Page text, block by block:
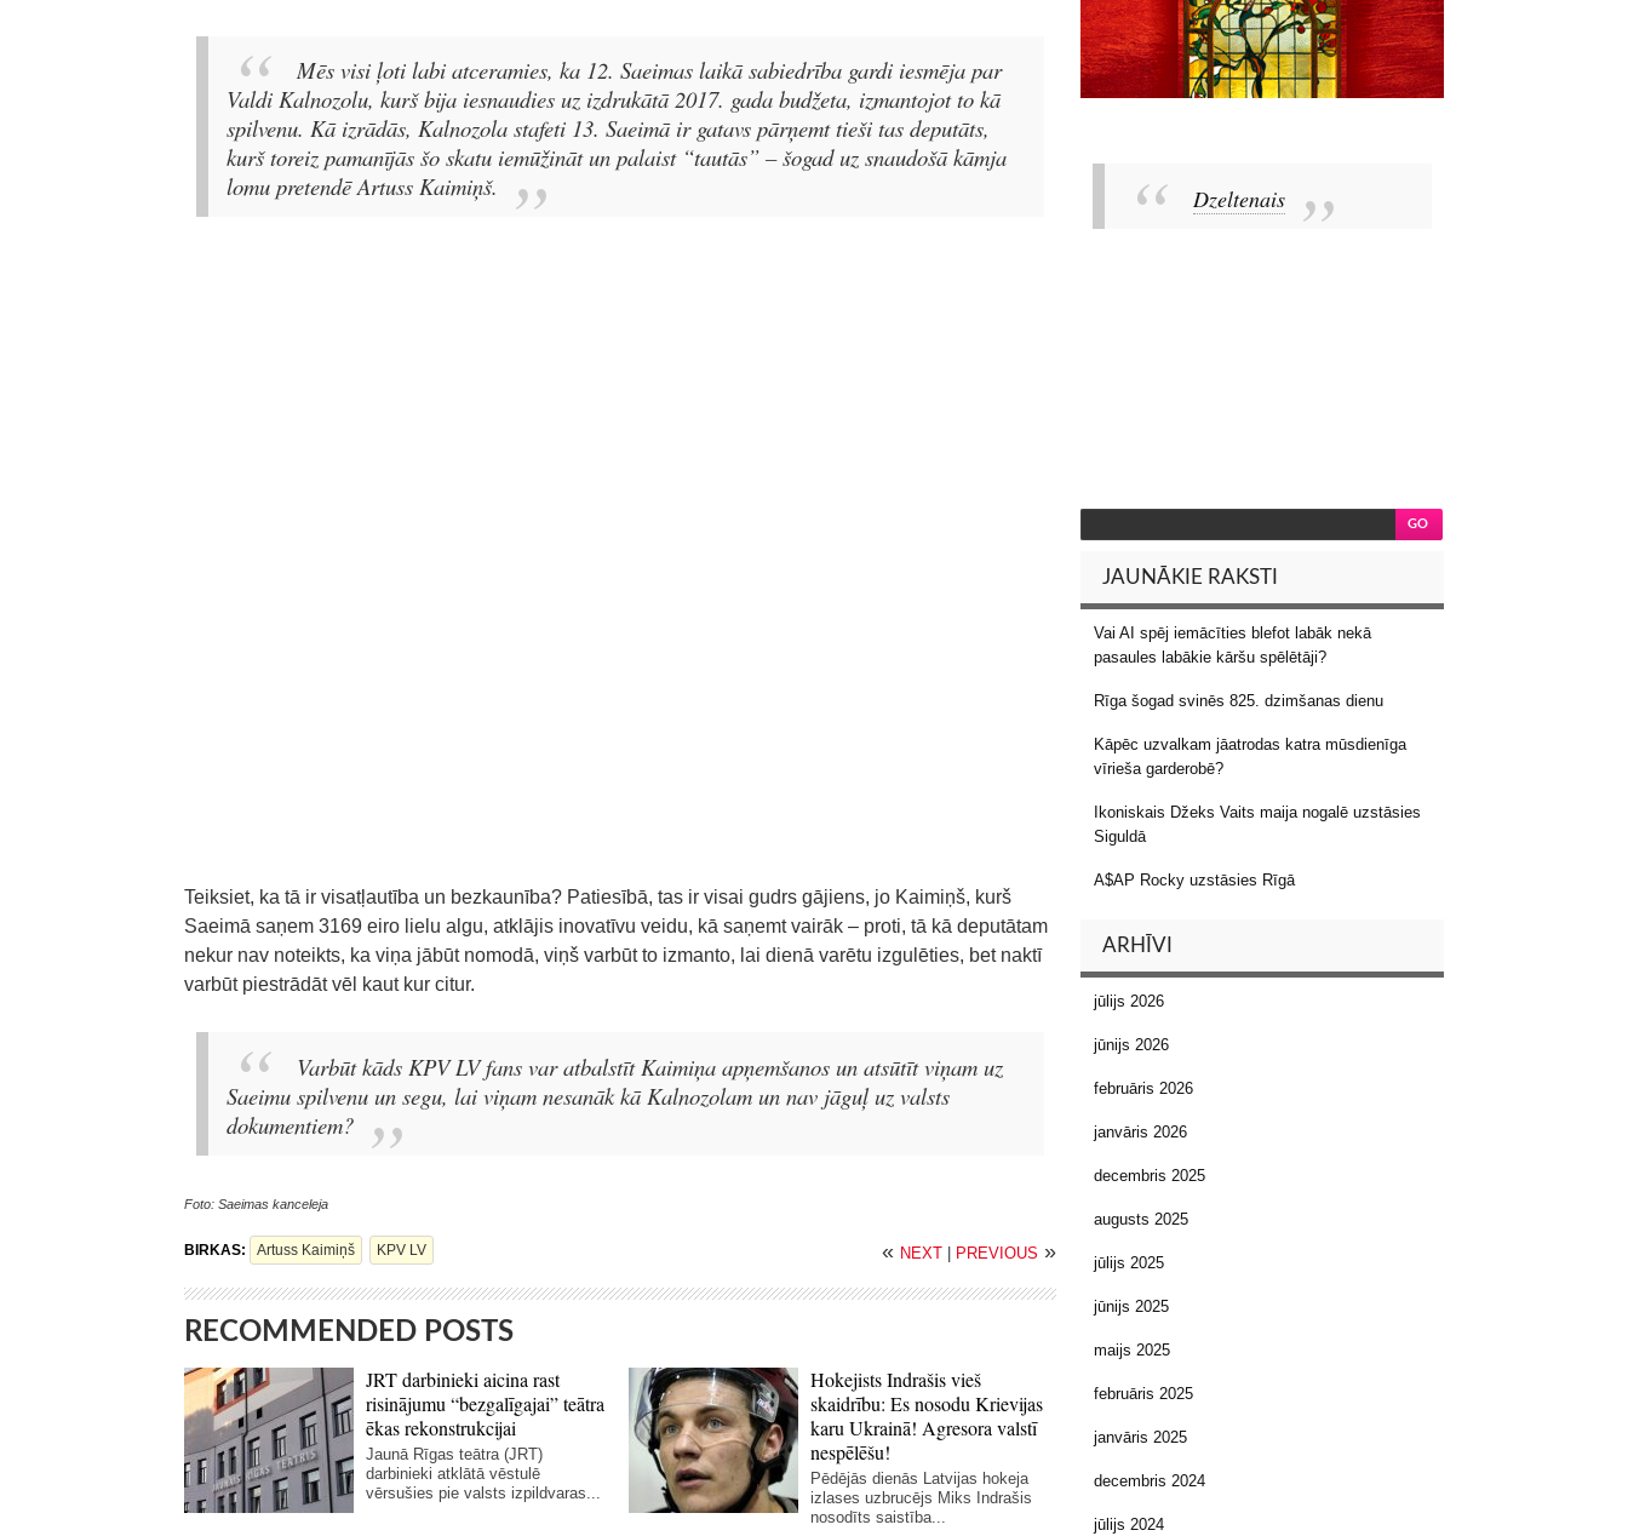
Mēs visi ļoti labi atceramies, ka 12. Saeimas laikā sabiedrība gardi iesmēja par
Valdi Kalnozolu, kurš bija iesnaudies uz izdrukātā 2017. gada budžeta, izmantojot to kā
spilvenu. Kā izrādās, Kalnozola stafeti 13. Saeimā ir gatavs pārņemt tieši tas deputāts,
kurš toreiz pamanījās šo skatu iemūžināt un palaist “tautās” – šogad uz snaudošā kāmja
lomu pretendē Artuss Kaimiņš.
Teiksiet, ka tā ir visatļautība un bezkaunība? Patiesībā, tas ir visai gudrs gājiens, jo Kaimiņš, kurš
Saeimā saņem 3169 eiro lielu algu, atklājis inovatīvu veidu, kā saņemt vairāk – proti, tā kā deputātam
nekur nav noteikts, ka viņa jābūt nomodā, viņš varbūt to izmanto, lai dienā varētu izgulēties, bet naktī
varbūt piestrādāt vēl kaut kur citur.
Varbūt kāds KPV LV fans var atbalstīt Kaimiņa apņemšanos un atsūtīt viņam uz
Saeimu spilvenu un segu, lai viņam nesanāk kā Kalnozolam un nav jāguļ uz valsts
dokumentiem?
Foto: Saeimas kanceleja
BIRKAS: Artuss Kaimiņš KPV LV « NEXT PREVIOUS »
RECOMMENDED POSTS
JRT darbinieki aicina rast
risinājumu “bezgalīgajai” teātra
ēkas rekonstrukcijai
Jaunā Rīgas teātra (JRT)
darbinieki atklātā vēstulē
vērsušies pie valsts izpildvaras...
Hokejists Indrašis vieš
skaidrību: Es nosodu Krievijas
karu Ukrainā! Agresora valstī
nespēlēšu!
Pēdējās dienās Latvijas hokeja
izlases uzbrucējs Miks Indrašis
nosodīts saistība...
Dzeltenais
JAUNĀKIE RAKSTI
Vai AI spēj iemācīties blefot labāk nekā
pasaules labākie kāršu spēlētāji?
Rīga šogad svinēs 825. dzimšanas dienu
Kāpēc uzvalkam jāatrodas katra mūsdienīga
vīrieša garderobē?
Ikoniskais Džeks Vaits maija nogalē uzstāsies
Siguldā
A$AP Rocky uzstāsies Rīgā
ARHĪVI
jūlijs 2026
jūnijs 2026
februāris 2026
janvāris 2026
decembris 2025
augusts 2025
jūlijs 2025
jūnijs 2025
maijs 2025
februāris 2025
janvāris 2025
decembris 2024
jūlijs 2024